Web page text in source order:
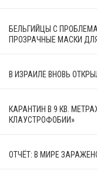
БЕЛЬГИЙЦЫ С
ПРОЗРАЧНЫЕ МАСКИ
В ИЗРАИЛЕ ВНОВЬ
КАРАНТИН В 9 КВ.
КЛАУСТРОФОБИИ»
ОТЧЁТ: В МИРЕ